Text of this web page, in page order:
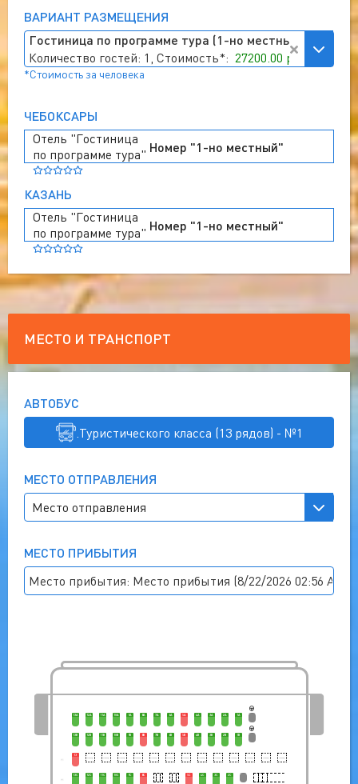
ВАРИАНТ РАЗМЕЩЕНИЯ
Гостиница по программе тура (1-но местный),
Количество гостей: 1, Стоимость*: 27200.00 руб
*Стоимость за человека
ЧЕБОКСАРЫ
Отель "Гостиница
по программе тура" Номер "1-но местный"
КАЗАНЬ
Отель "Гостиница
по программе тура" Номер "1-но местный"
МЕСТО И ТРАНСПОРТ
АВТОБУС
.Туристического класса (13 рядов) - №1
МЕСТО ОТПРАВЛЕНИЯ
МЕСТО ПРИБЫТИЯ
Место прибытия: Место прибытия (8/22/2026 02:56 AM)
13A 12A 11A 10A 9A 8A 7A 6A 5A 4A 3A 2A 1A
13B 12B 11B 10B 9B 7B 6B 5B 4B 3B 2B 1B
1
13
2
13C 12C 11C 10C 9C 8C 5C 4C 3C 2C